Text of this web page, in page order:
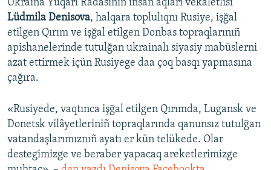
RFE/RS bütün saytları
Ukraina Yuqarı Radasınıñ insan aqları vekâletlisi
Lüdmila Denisova, halqara toplulıqnı Rusiye, işğal
etilgen Qırım ve işğal etilgen Donbas topraqlarınıñ
apishanelerinde tutulğan ukrainalı siyasiy mabüslerni
azat ettirmek içün Rusiyege daa çoq basqı yapmasına
çağıra.
«Rusiyede, vaqtınca işğal etilgen Qırımda, Lugansk ve
Donetsk vilâyetleriniñ topraqlarında qanunsız tutulğan
vatandaşlarımıznıñ ayatı er kün telükede. Olar
destegimizge ve beraber yapacaq areketlerimizge